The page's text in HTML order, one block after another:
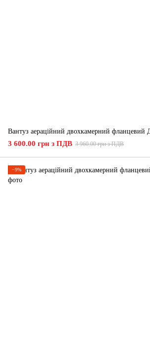
Вантуз аераційний двохкамерний фланцевий
3 600.00 грн з ПДВ 3 960.00 грн з ПДВ
−9%